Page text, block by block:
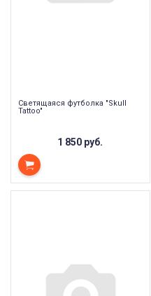
Светящаяся футболка "Skull
Tattoo"
1 850 руб.